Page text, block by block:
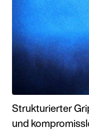
Strukturierter
und